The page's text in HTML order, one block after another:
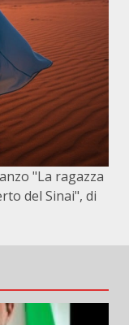
"La ragazza
del Sinai", di